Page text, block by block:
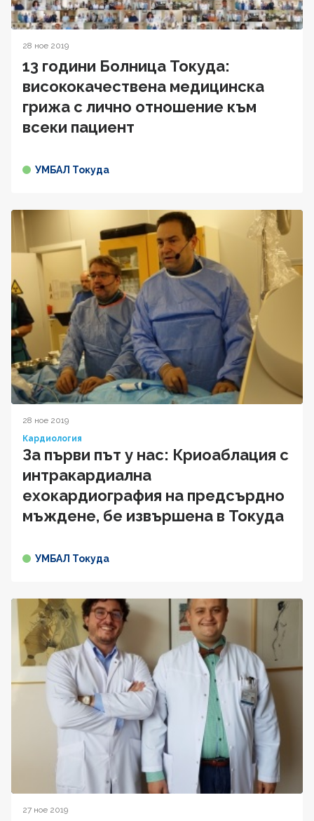
28 ное 2019
13 години Болница Токуда:
висококачествена медицинска
грижа с лично отношение към
всеки пациент
УМБАЛ Токуда
28 ное 2019
Кардиология
За първи път у нас: Криоаблация с
интракардиална
ехокардиография на предсърдно
мъждене, бе извършена в Токуда
УМБАЛ Токуда
27 ное 2019